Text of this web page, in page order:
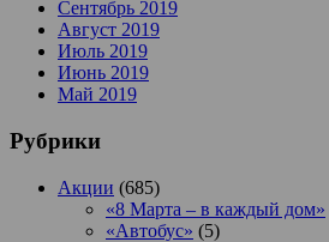
Сентябрь 2019
Август 2019
Июль 2019
Июнь 2019
Май 2019
Рубрики
Акции (685)
«8 Марта – в каждый дом»
«Автобус» (5)